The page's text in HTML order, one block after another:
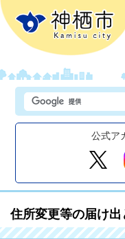
公式ア
住所変更等の届け